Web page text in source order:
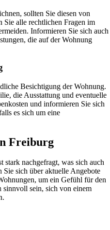
sollten Sie diesen von
Sie alle rechtlichen Fragen im
Informieren Sie sich auch
die auf der Wohnung
Besichtigung der Wohnung.
die Ausstattung und eventuelle
und informieren Sie sich
es sich um eine
Freiburg
nachgefragt, was sich auch
sich über aktuelle Angebote
um ein Gefühl für den
sinnvoll sein, sich von einem